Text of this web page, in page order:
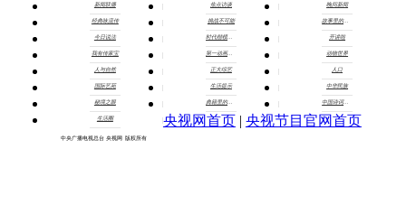
新闻联播 焦点访谈 晚间新闻
经典咏流传 挑战不可能 故事里的中国
今日说法 时代楷模发布厅 开讲啦
我有传家宝 第一动画乐园 动物世界
人与自然 正大综艺 人口
国际艺苑 生活提示 中华民族
秘境之眼 典籍里的中国 中国诗词大会
生活圈 央视网首页| 央视节目官网首页
中央广播电视总台 央视网 版权所有